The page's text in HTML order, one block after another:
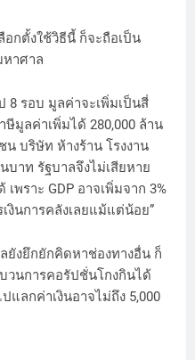
กตั้งใช้วิธีนี้ ก็จะถือเป็น
หาศาล
8 รอบ มูลค่าจะเพิ่มเป็นสี่
มูลค่าเพิ่มได้ 280,000 ล้าน
บริษัท ห้างร้าน โรงงาน
บาท รัฐบาลจึงไม่เสียหาย
พราะ GDP อาจเพิ่มจาก 3%
เงินการคลังเลยแม้แต่น้อย”
ยังยึกยักคิดหาช่องทางอื่น ก็
วนการคอรัปชั่นโกงกินได้
แลกค่าเงินอาจไม่ถึง 5,000